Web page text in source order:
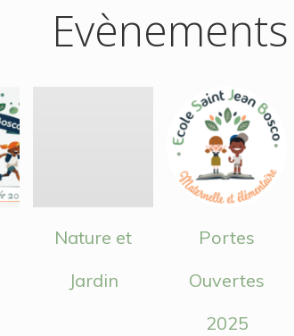
Nature et
Jardin
Portes
Ouvertes
2025